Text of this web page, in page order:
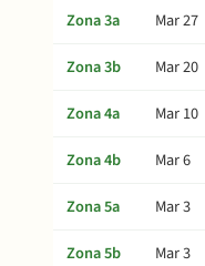
Zona 3a
Mar 27
Zona 3b
Mar 20
Zona 4a
Mar 10
Zona 4b
Mar 6
Zona 5a
Mar 3
Zona 5b
Mar 3